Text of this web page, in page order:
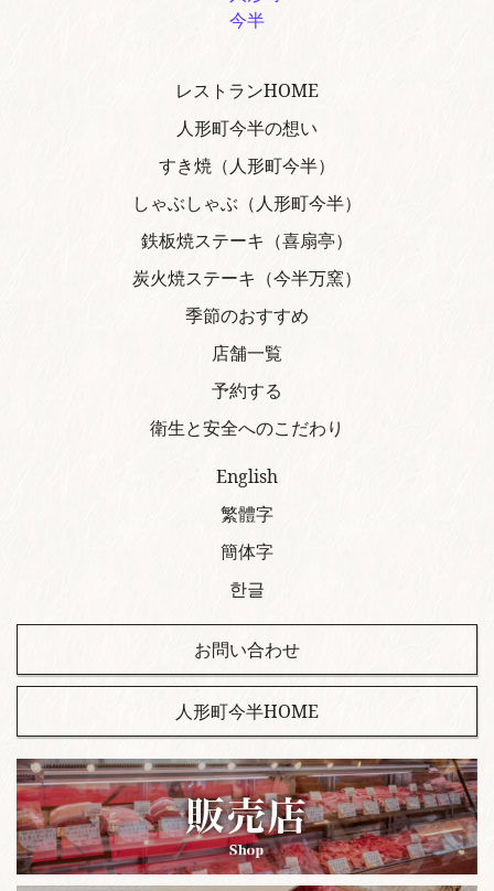
レストランHOME
人形町今半の想い
すき焼（人形町今半）
しゃぶしゃぶ（人形町今半）
鉄板焼ステーキ（喜扇亭）
炭火焼ステーキ（今半万窯）
季節のおすすめ
店舗一覧
予約する
衛生と安全へのこだわり
English
繁體字
簡体字
한글
お問い合わせ
人形町今半HOME